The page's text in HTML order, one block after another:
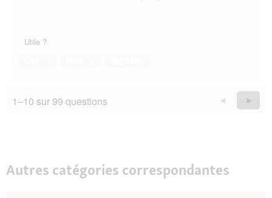
Utile ?
1–10 sur 99 questions
Précédent
Questions
◄ ►
Autres catégories correspondantes